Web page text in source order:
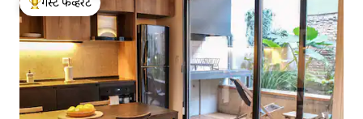
टॉप गेस्ट फेव्हरेट